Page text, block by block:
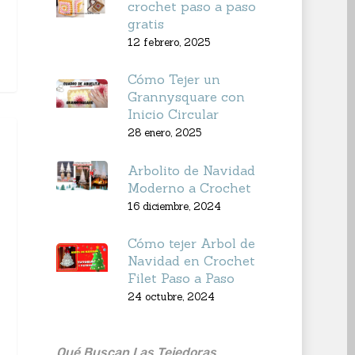
crochet paso a paso
gratis
12 febrero, 2025
Cómo Tejer un
Grannysquare con
Inicio Circular
28 enero, 2025
Arbolito de Navidad
Moderno a Crochet
16 diciembre, 2024
Cómo tejer Arbol de
Navidad en Crochet
Filet Paso a Paso
24 octubre, 2024